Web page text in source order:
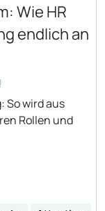
Wie HR
endlich an
So wird aus
Rollen und